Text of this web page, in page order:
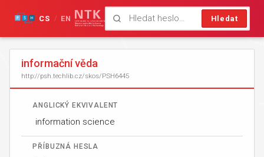
Hledat
CS / EN
informační věda
http://psh.techlib.cz/skos/PSH6445
ANGLICKÝ EKVIVALENT
information science
PŘÍBUZNÁ HESLA